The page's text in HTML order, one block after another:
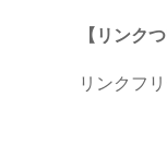
【リンク
リンクフリ